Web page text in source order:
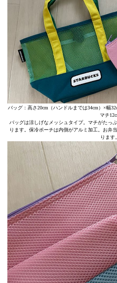
バッグ：高さ20cm（ハンドルまでは34cm）×幅
マチ
バッグは涼しげなメッシュタイプ。マチがたっ
ります。保冷ポーチは内側がアルミ加工。お弁
ります。